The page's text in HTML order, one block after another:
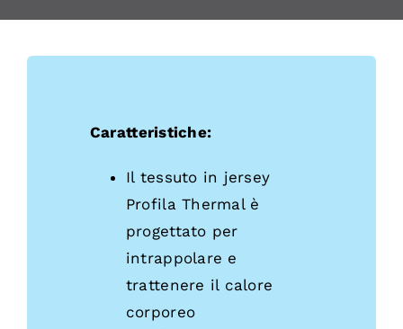
Caratteristiche:
Il tessuto in jersey
Profila Thermal è
progettato per
intrappolare e
trattenere il calore
corporeo